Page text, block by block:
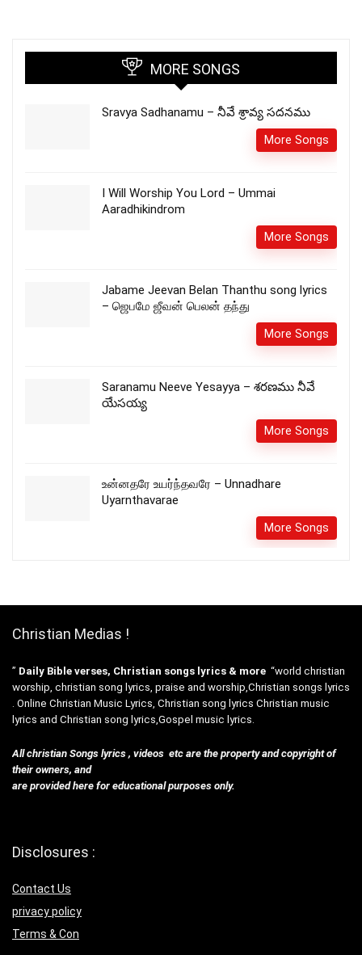
MORE SONGS
Sravya Sadhanamu – నీవే శ్రావ్య సదనము
More Songs
I Will Worship You Lord – Ummai
Aaradhikindrom
More Songs
Jabame Jeevan Belan Thanthu song lyrics
– ஜெபமே ஜீவன் பெலன் தந்து
More Songs
Saranamu Neeve Yesayya – శరణము నీవే
యేసయ్య
More Songs
உன்னதரே உயர்ந்தவரே – Unnadhare
Uyarnthavarae
More Songs
Christian Medias !
” Daily Bible verses, Christian songs lyrics & more “world christian
worship, christian song lyrics, praise and worship,Christian songs lyrics
. Online Christian Music Lyrics, Christian song lyrics Christian music
lyrics and Christian song lyrics,Gospel music lyrics.
All christian Songs lyrics , videos etc are the property and copyright of
their owners, and
are provided here for educational purposes only.
Disclosures :
Contact Us
privacy policy
Terms & Con